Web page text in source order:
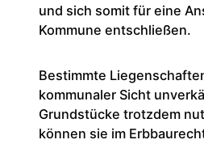
und sich somit für eine
Kommune entschließen.
Bestimmte
kommunaler Sicht
Grundstücke trotzdem
können sie im